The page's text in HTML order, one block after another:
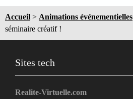
Accueil > Animations événementielles
séminaire créatif !
Sites tech
Realite-Virtuelle.com